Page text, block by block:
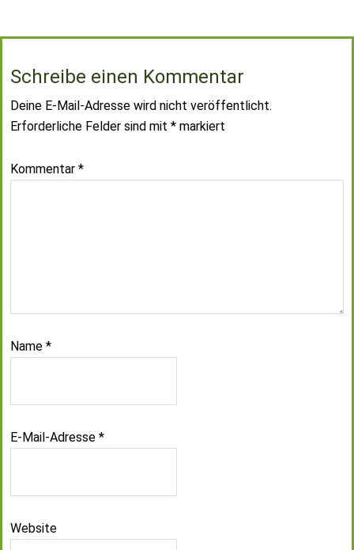
Schreibe einen Kommentar
Deine E-Mail-Adresse wird nicht veröffentlicht.
Erforderliche Felder sind mit * markiert
Kommentar *
Name *
E-Mail-Adresse *
Website